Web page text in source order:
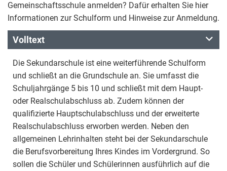
Gemeinschaftsschule anmelden? Dafür erhalten Sie hier
Informationen zur Schulform und Hinweise zur Anmeldung.
Volltext
Die Sekundarschule ist eine weiterführende Schulform
und schließt an die Grundschule an. Sie umfasst die
Schuljahrgänge 5 bis 10 und schließt mit dem Haupt-
oder Realschulabschluss ab. Zudem können der
qualifizierte Hauptschulabschluss und der erweiterte
Realschulabschluss erworben werden. Neben den
allgemeinen Lehrinhalten steht bei der Sekundarschule
die Berufsvorbereitung Ihres Kindes im Vordergrund. So
sollen die Schüler und Schülerinnen ausführlich auf die